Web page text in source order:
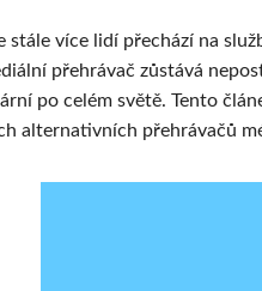
stále více lidí přechází na
přehrávač zůstává
po celém světě. Tento
alternativních přehrávačů